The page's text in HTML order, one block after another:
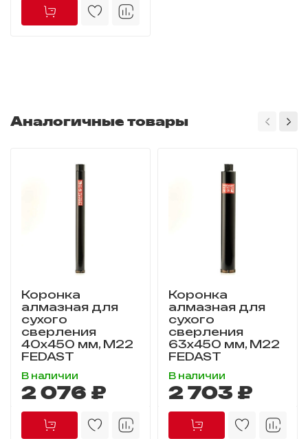
Аналогичные товары
Коронка
алмазная для
сухого
сверления
40x450 мм, M22
FEDAST
В наличии
2 076 ₽
Коронка
алмазная для
сухого
сверления
63x450 мм, M22
FEDAST
В наличии
2 703 ₽